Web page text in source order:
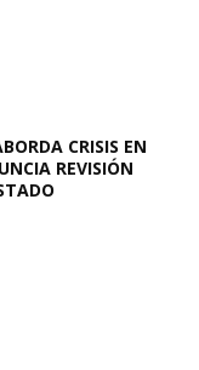
CRISIS EN
REVISIÓN